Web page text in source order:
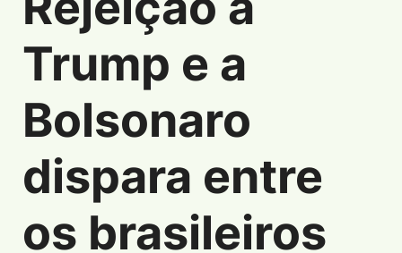
Trump e a
Bolsonaro
dispara entre
os brasileiros